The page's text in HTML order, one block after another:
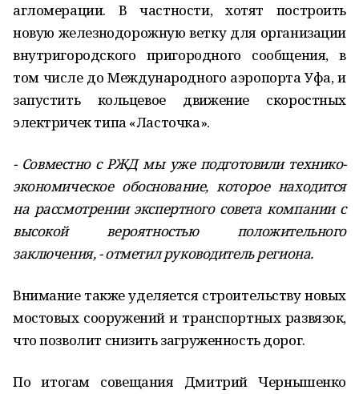
агломерации. В частности, хотят построить
новую железнодорожную ветку для организации
внутригородского пригородного сообщения, в
том числе до Международного аэропорта Уфа, и
запустить кольцевое движение скоростных
электричек типа «Ласточка».
- Совместно с РЖД мы уже подготовили технико-
экономическое обоснование, которое находится
на рассмотрении экспертного совета компании с
высокой вероятностью положительного
заключения, - отметил руководитель региона.
Внимание также уделяется строительству новых
мостовых сооружений и транспортных развязок,
что позволит снизить загруженность дорог.
По итогам совещания Дмитрий Чернышенко